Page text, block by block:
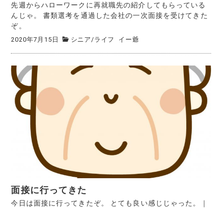
先週からハローワークに再就職先の紹介してもらっている
んじゃ。 書類選考を通過した会社の一次面接を受けてきた
ぞ。
2020年7月15日 シニア/ライフ イー爺
面接に行ってきた
今日は面接に行ってきたぞ。 とても良い感じじゃった。｜